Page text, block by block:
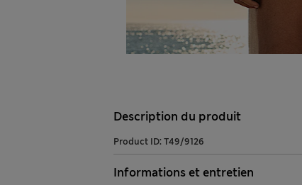
Description du produit
Product ID: T49/9126
Informations et entretien